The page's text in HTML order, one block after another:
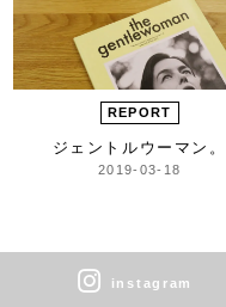
REPORT
ジェントルウーマン。
2019-03-18
instagram